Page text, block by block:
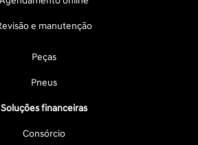
e manutenção
Peças
Pneus
Soluções financeiras
Consórcio